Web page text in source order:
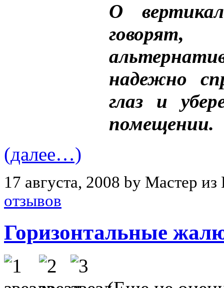
О
надежно
глаз и
помещении.
(далее…)
17 августа, 2008 by Мастер
отзывов
Горизонтальные